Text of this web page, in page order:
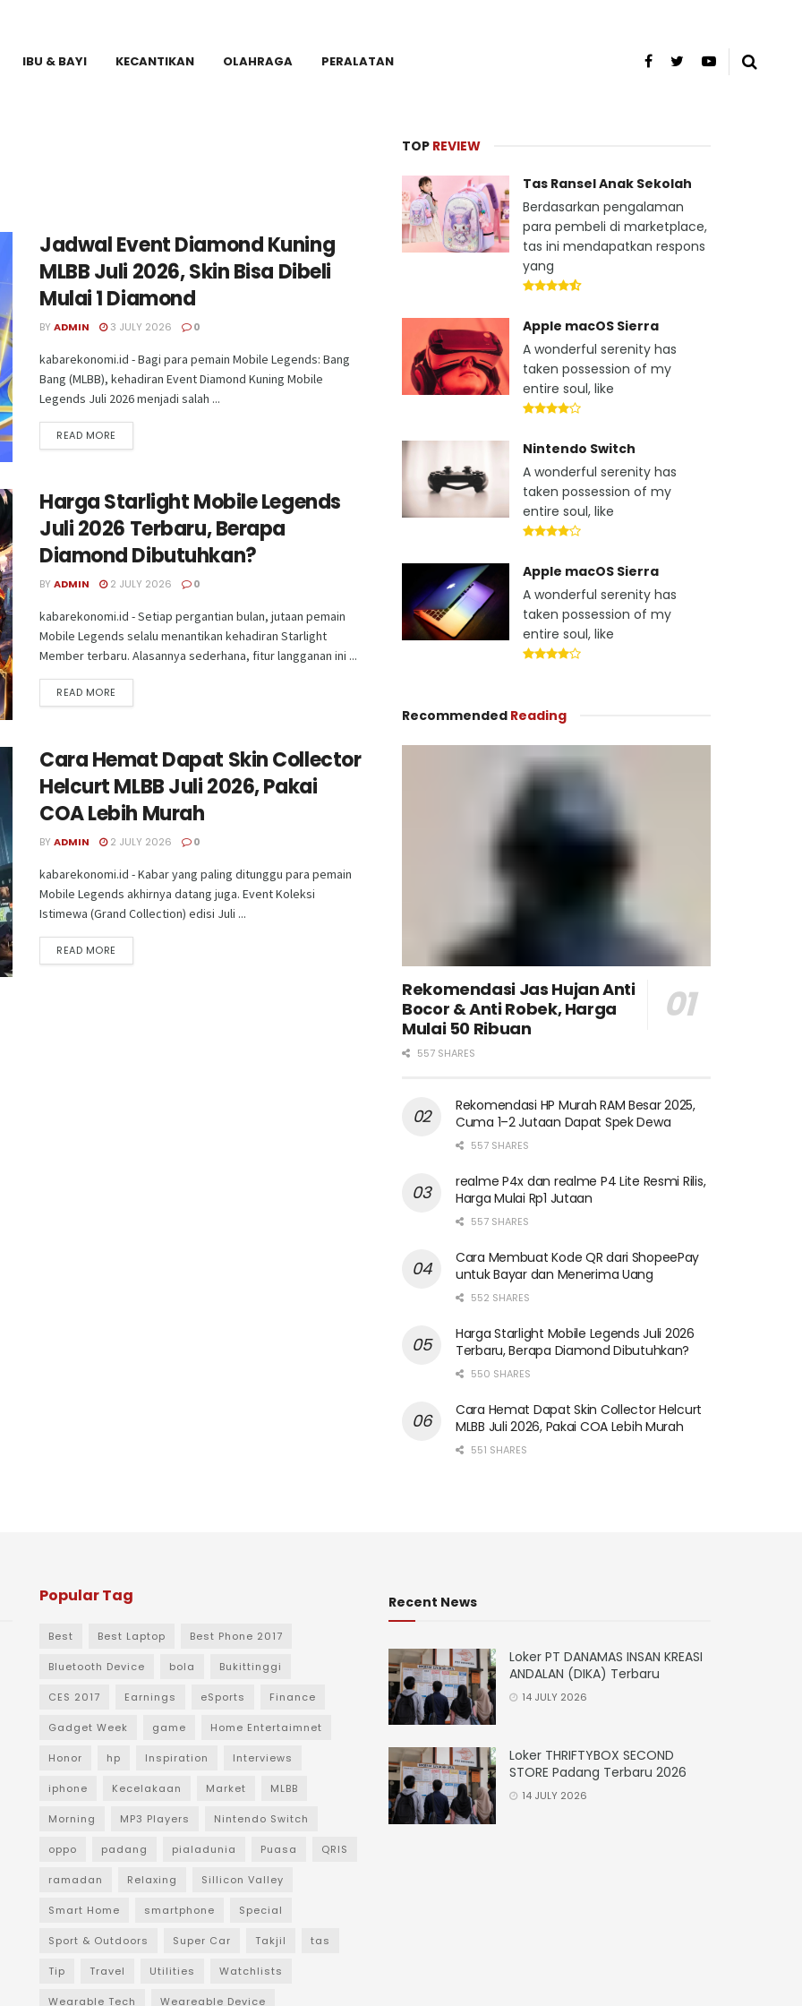
IBU & BAYI KECANTIKAN OLAHRAGA PERALATAN
Jadwal Event Diamond Kuning
MLBB Juli 2026, Skin Bisa Dibeli
Mulai 1 Diamond
BY ADMIN 3 JULY 2026 0
kabarekonomi.id - Bagi para pemain Mobile Legends: Bang
Bang (MLBB), kehadiran Event Diamond Kuning Mobile
Legends Juli 2026 menjadi salah ...
READ MORE
Harga Starlight Mobile Legends
Juli 2026 Terbaru, Berapa
Diamond Dibutuhkan?
BY ADMIN 2 JULY 2026 0
kabarekonomi.id - Setiap pergantian bulan, jutaan pemain
Mobile Legends selalu menantikan kehadiran Starlight
Member terbaru. Alasannya sederhana, fitur langganan ini ...
READ MORE
Cara Hemat Dapat Skin Collector
Helcurt MLBB Juli 2026, Pakai
COA Lebih Murah
BY ADMIN 2 JULY 2026 0
kabarekonomi.id - Kabar yang paling ditunggu para pemain
Mobile Legends akhirnya datang juga. Event Koleksi
Istimewa (Grand Collection) edisi Juli ...
READ MORE
TOP REVIEW
Tas Ransel Anak Sekolah
Berdasarkan pengalaman
para pembeli di marketplace,
tas ini mendapatkan respons
yang
Apple macOS Sierra
A wonderful serenity has
taken possession of my
entire soul, like
Nintendo Switch
A wonderful serenity has
taken possession of my
entire soul, like
Apple macOS Sierra
A wonderful serenity has
taken possession of my
entire soul, like
Recommended Reading
Rekomendasi Jas Hujan Anti
Bocor & Anti Robek, Harga
Mulai 50 Ribuan
557 SHARES
Rekomendasi HP Murah RAM Besar 2025,
Cuma 1–2 Jutaan Dapat Spek Dewa
557 SHARES
realme P4x dan realme P4 Lite Resmi Rilis,
Harga Mulai Rp1 Jutaan
557 SHARES
Cara Membuat Kode QR dari ShopeePay
untuk Bayar dan Menerima Uang
552 SHARES
Harga Starlight Mobile Legends Juli 2026
Terbaru, Berapa Diamond Dibutuhkan?
550 SHARES
Cara Hemat Dapat Skin Collector Helcurt
MLBB Juli 2026, Pakai COA Lebih Murah
551 SHARES
Popular Tag
Best Best Laptop Best Phone 2017
Bluetooth Device bola Bukittinggi
CES 2017 Earnings eSports Finance
Gadget Week game Home Entertaimnet
Honor hp Inspiration Interviews
iphone Kecelakaan Market MLBB
Morning MP3 Players Nintendo Switch
oppo padang pialadunia Puasa QRIS
ramadan Relaxing Sillicon Valley
Smart Home smartphone Special
Sport & Outdoors Super Car Takjil tas
Tip Travel Utilities Watchlists
Wearable Tech Weareable Device
Recent News
Loker PT DANAMAS INSAN KREASI
ANDALAN (DIKA) Terbaru
14 JULY 2026
Loker THRIFTYBOX SECOND
STORE Padang Terbaru 2026
14 JULY 2026